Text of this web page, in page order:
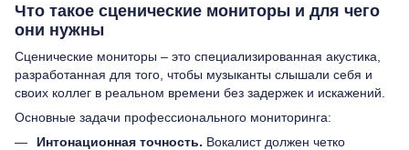
Что такое сценические мониторы и для чего
они нужны
Сценические мониторы – это специализированная акустика,
разработанная для того, чтобы музыканты слышали себя и
своих коллег в реальном времени без задержек и искажений.
Основные задачи профессионального мониторинга:
Интонационная точность. Вокалист должен четко